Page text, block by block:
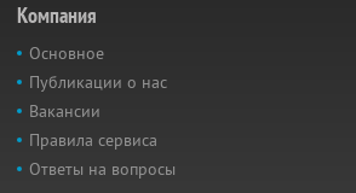
Компания
Основное
Публикации о нас
Вакансии
Правила сервиса
Ответы на вопросы